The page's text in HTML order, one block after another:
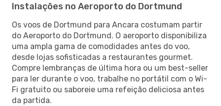
Instalações no Aeroporto do Dortmund
Os voos de Dortmund para Ancara costumam partir
do Aeroporto do Dortmund. O aeroporto disponibiliza
uma ampla gama de comodidades antes do voo,
desde lojas sofisticadas a restaurantes gourmet.
Compre lembranças de última hora ou um best-seller
para ler durante o voo, trabalhe no portátil com o Wi-
Fi gratuito ou saboreie uma refeição deliciosa antes
da partida.